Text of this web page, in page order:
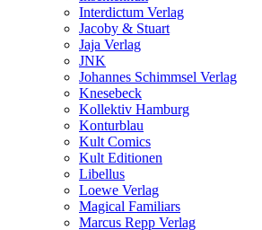
Interdictum Verlag
Jacoby & Stuart
Jaja Verlag
JNK
Johannes Schimmsel Verlag
Knesebeck
Kollektiv Hamburg
Konturblau
Kult Comics
Kult Editionen
Libellus
Loewe Verlag
Magical Familiars
Marcus Repp Verlag